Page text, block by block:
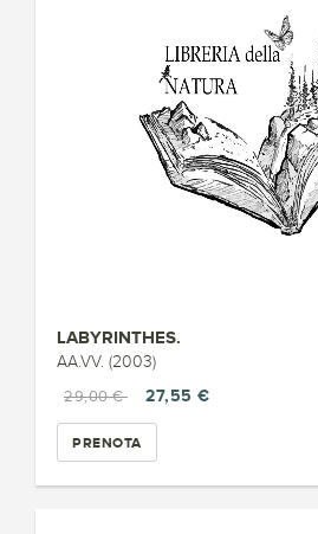
LABYRINTHES.
AA.VV. (2003)
29,00 €
27,55 €
PRENOTA